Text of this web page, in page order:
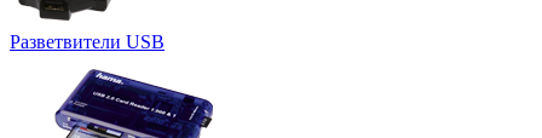
Разветвители USB